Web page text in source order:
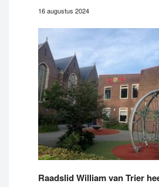
16 augustus 2024
Raadslid William van Trier